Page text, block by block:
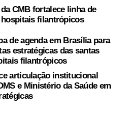
CMB fortalece linha de
filantrópicos
de agenda em Brasília para
estratégicas das santas
filantrópicos
articulação institucional
e Ministério da Saúde em